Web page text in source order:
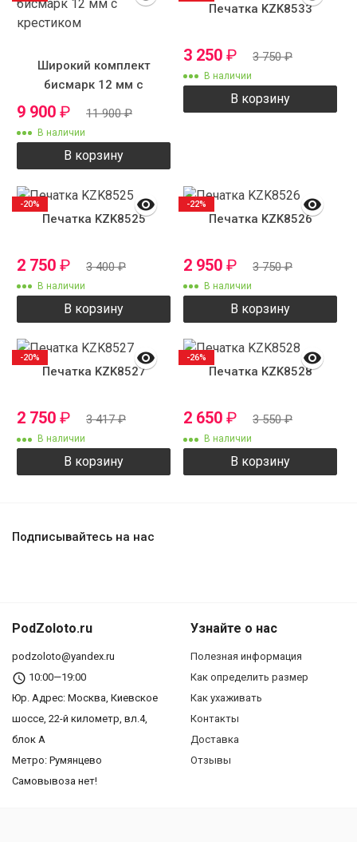
Широкий комплект
бисмарк 12 мм с
крестиком
9 900 ₽ 11 900₽
В наличии
В корзину
Печатка KZK8533
3 250 ₽ 3 750₽
В наличии
В корзину
Печатка KZK8525
2 750 ₽ 3 400₽
В наличии
В корзину
-20%
Печатка KZK8526
2 950 ₽ 3 750₽
В наличии
В корзину
-22%
Печатка KZK8527
2 750 ₽ 3 417₽
В наличии
В корзину
-20%
Печатка KZK8528
2 650 ₽ 3 550₽
В наличии
В корзину
-26%
Подписывайтесь на нас
PodZoloto.ru
podzoloto@yandex.ru
10:00—19:00
Юр. Адреc: Москва, Киевское
шоссе, 22-й километр, вл.4,
блок А
Метро: Румянцево
Самовывоза нет!
Узнайте о нас
Полезная информация
Как определить размер
Как ухаживать
Контакты
Доставка
Отзывы